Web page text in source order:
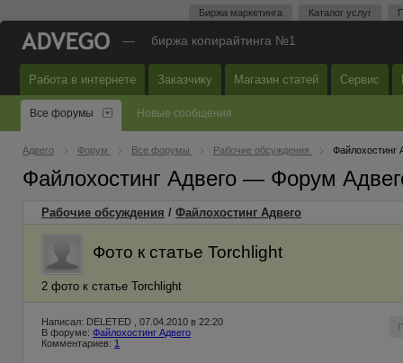
Биржа маркетинга Каталог услуг
— биржа копирайтинга №1
Работа в интернете Заказчику Магазин статей Сервис
Все форумы Новые сообщения
Адвего Форум Все форумы Рабочие обсуждения Файлохостинг
Файлохостинг Адвего — Форум
Рабочие обсуждения / Файлохостинг Адвего
Фото к статье Torchlight
2 фото к статье Torchlight
Написал: DELETED , 07.04.2010 в 22:20
В форуме: Файлохостинг Адвего
Комментариев: 1